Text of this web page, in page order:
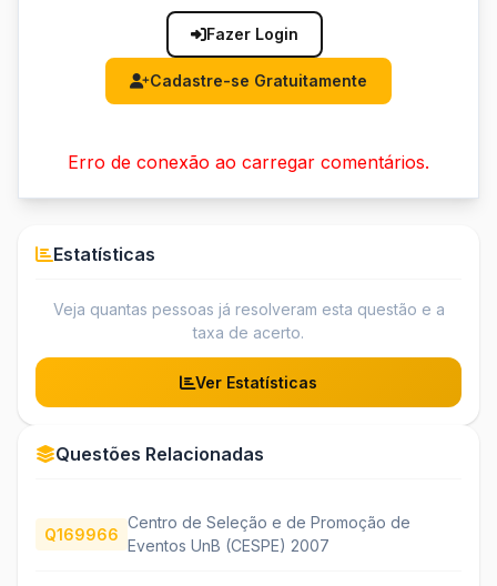
Fazer Login
Cadastre-se Gratuitamente
Erro de conexão ao carregar comentários.
Estatísticas
Veja quantas pessoas já resolveram esta questão e a
taxa de acerto.
Ver Estatísticas
Questões Relacionadas
Q169966
Centro de Seleção e de Promoção de
Eventos UnB (CESPE) 2007